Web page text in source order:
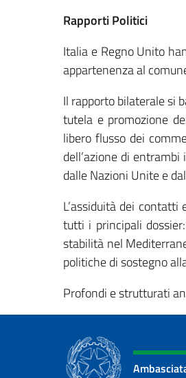
Rapporti Politici
Italia e Regno Unito
appartenenza al
Il rapporto bilaterale si
tutela e promozione
libero flusso dei
dell’azione di
dalle Nazioni Unite e
L’assiduità dei
tutti i principali
stabilità nel
politiche di sostegno
Profondi e strutturati